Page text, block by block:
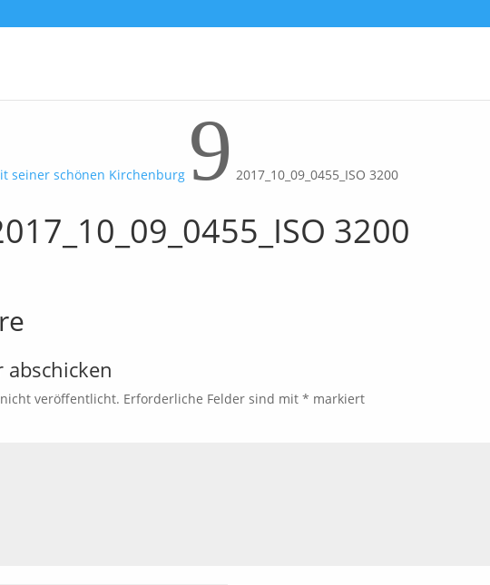
seiner schönen Kirchenburg 9 2017_10_09_0455_ISO 3200
3200
abschicken
veröffentlicht. Erforderliche Felder sind mit * markiert